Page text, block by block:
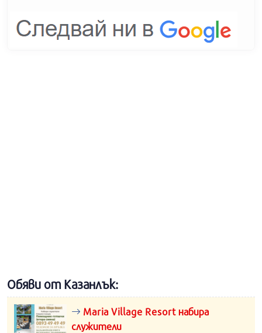
Обяви от Казанлък:
Maria Village Resort набира
служители